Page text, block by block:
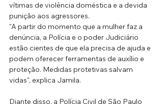
vítimas de violência doméstica e a devida
punição aos agressores.
"A partir do momento que a mulher faz a
denúncia, a Polícia e o poder Judiciário
estão cientes de que ela precisa de ajuda e
podem oferecer ferramentas de auxílio e
proteção. Medidas protetivas salvam
vidas", explica Jamila.
Diante disso, a Polícia Civil de São Paulo